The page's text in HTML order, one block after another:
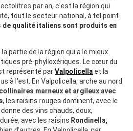
par an, c'est la région qui
tout le secteur national, à tel point
de qualité italiens sont produits en
partie de la région qui a le mieux
pré-phylloxériques. Le cœur du
représenté parValpolicella et la
à l'est. En Valpolicella, arche au nord
marneux et argileux avec
, les raisins rouges dominent, avec le
donne des vins chauds, doux,
avec les raisins Rondinella,